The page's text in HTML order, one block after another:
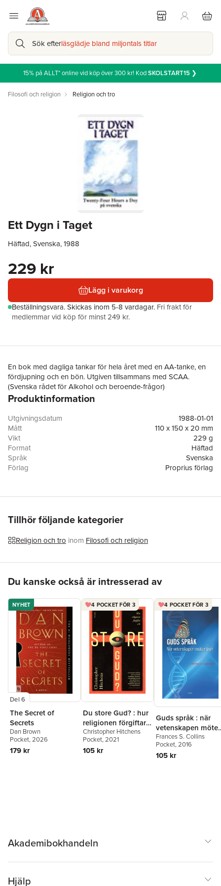
Sök efterläsglädje bland miljontals titlar
15% på ALLT* online vid köp över 300 kr! KodSKOLSTART15❯
Filosofi och religion Religion och tro
Ett Dygn i Taget
Häftad, Svenska, 1988
229 kr
Lägg i varukorg
Beställningsvara.Skickas inom 5-8 vardagar. Fri frakt för
medlemmar vid köp för minst 249 kr.
En bok med dagliga tankar för hela året med en AA-tanke, en
fördjupning och en bön. Utgiven tillsammans med SCAA.
(Svenska rådet för Alkohol och beroende-frågor)
Produktinformation
Utgivningsdatum
1988-01-01
Mått
110 x 150 x 20 mm
Vikt
229 g
Format
Häftad
Språk
Svenska
Förlag
Proprius förlag
Tillhör följande kategorier
Religion och tro inom Filosofi och religion
Du kanske också är intresserad av
NYHET
Del 6
The Secret of
Secrets
Dan Brown
Pocket, 2026
179 kr
4 POCKET FÖR 3
Du store Gud? : hur
religionen förgiftar
allt
Christopher Hitchens
Pocket, 2021
105 kr
4 POCKET FÖR 3
Guds språk : när
vetenskapen möter
tron
Frances S. Collins
Pocket, 2016
105 kr
Akademibokhandeln
Hjälp